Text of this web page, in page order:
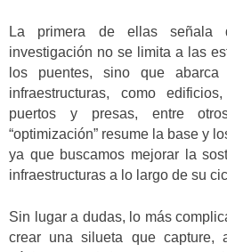
La primera de ellas señala
investigación no se limita a las
los puentes, sino que
infraestructuras, como
puertos y presas, entre
“optimización” resume la base y
ya que buscamos mejorar la
infraestructuras a lo largo de su
Sin lugar a dudas, lo más
crear una silueta que capture,